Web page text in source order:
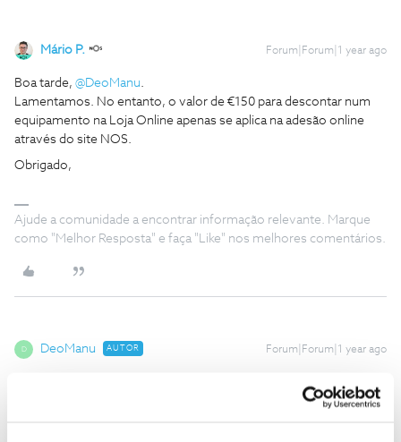
Mário P. Forum|Forum|1 year ago
Boa tarde, ​ @DeoManu.
Lamentamos. No entanto, o valor de €150 para descontar num
equipamento na Loja Online apenas se aplica na adesão online
através do site NOS.
Obrigado,
Ajude a comunidade a encontrar informação relevante. Marque
como "Melhor Resposta" e faça "Like" nos melhores comentários.
D DeoManu AUTOR Forum|Forum|1 year ago